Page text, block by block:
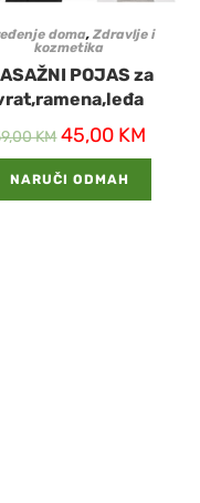
doma, Zdravlje i
kozmetika
POJAS za
KM 45,00 KM
NARUČI ODMAH